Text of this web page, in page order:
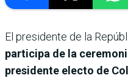
El presidente de la
participa de la
presidente electo de